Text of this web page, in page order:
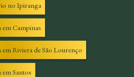
no Ipiranga
Campinas
Riviera de São Lourenço
Santos